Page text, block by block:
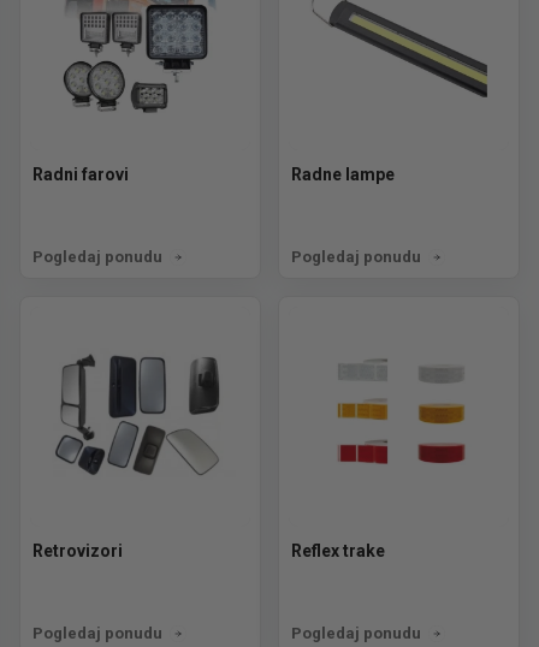
Radni farovi
Pogledaj ponudu
Radne lampe
Pogledaj ponudu
Retrovizori
Pogledaj ponudu
Reflex trake
Pogledaj ponudu